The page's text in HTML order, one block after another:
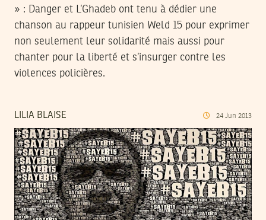
» : Danger et L’Ghadeb ont tenu à dédier une
chanson au rappeur tunisien Weld 15 pour exprimer
non seulement leur solidarité mais aussi pour
chanter pour la liberté et s’insurger contre les
violences policières.
LILIA BLAISE 24 Jun 2013